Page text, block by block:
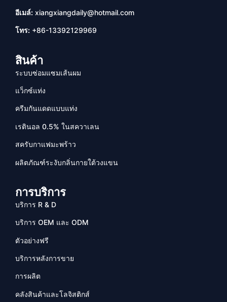
อีเมล์: xiangxiangdaily@hotmail.com
โทร: +86-13392129969
สินค้า
ระบบซ่อมแซมเส้นผม
แว็กซ์แท่ง
ครีมกันแดดแบบแท่ง
เรตินอล 0.5% ในสควาเลน
สครับกาแฟมะพร้าว
ผลิตภัณฑ์ระงับกลิ่นกายใต้วงแขน
การบริการ
บริการ R & D
บริการ OEM และ ODM
ตัวอย่างฟรี
บริการหลังการขาย
การผลิต
คลังสินค้าและโลจิสติกส์